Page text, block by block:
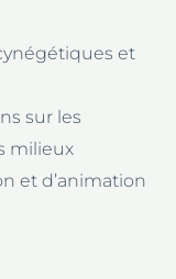
et
sur les
milieux
et d’animation